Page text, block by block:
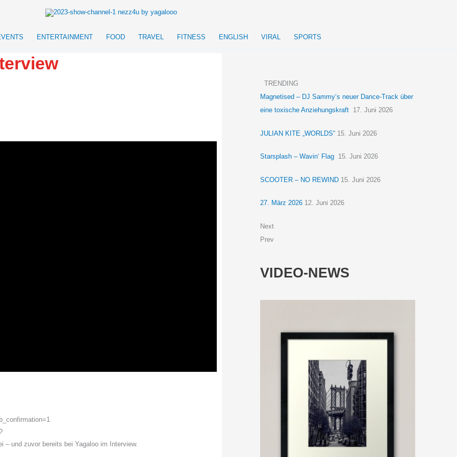
ENTERTAINMENT FOOD TRAVEL FITNESS ENGLISH VIRAL SPORTS
– und zuvor bereits bei Yagaloo im Interview.
TRENDING
Magnetised – DJ Sammy‘s neuer Dance-Track über
eine toxische Anziehungskraft 17. Juni 2026
JULIAN KITE „WORLDS“ 15. Juni 2026
Starsplash – Wavin‘ Flag 15. Juni 2026
SCOOTER – NO REWIND 15. Juni 2026
27. März 2026 12. Juni 2026
Next
Prev
VIDEO-NEWS